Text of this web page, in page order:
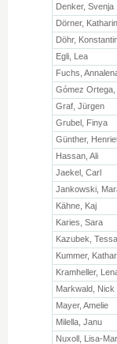
Denker, Svenja
Dörner,
Döhr,
Egli, Lea
Fuchs,
Gómez Ortega,
Graf, Jürgen
Grubel, Finya
Günther,
Hassan, Ali
Jaekel, Carl
Jankowski,
Kähne, Kaj
Karies, Sara
Kazubek, Tessa
Kummer,
Kramheller,
Markwald, Nick
Mayer, Amelie
Milella, Janu
Nuxoll, Lisa-